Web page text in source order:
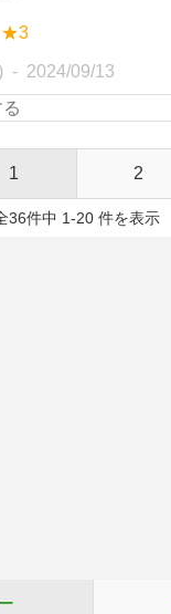
★3
2024/09/13
1 2
36件中 1-20 件を表示